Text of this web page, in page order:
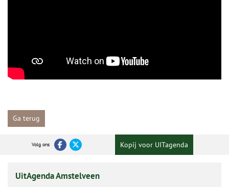
Ga terug
Volg ons Kopij voor UITagenda
UitAgenda Amstelveen